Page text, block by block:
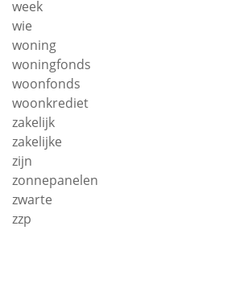
week
wie
woning
woningfonds
woonfonds
woonkrediet
zakelijk
zakelijke
zijn
zonnepanelen
zwarte
zzp